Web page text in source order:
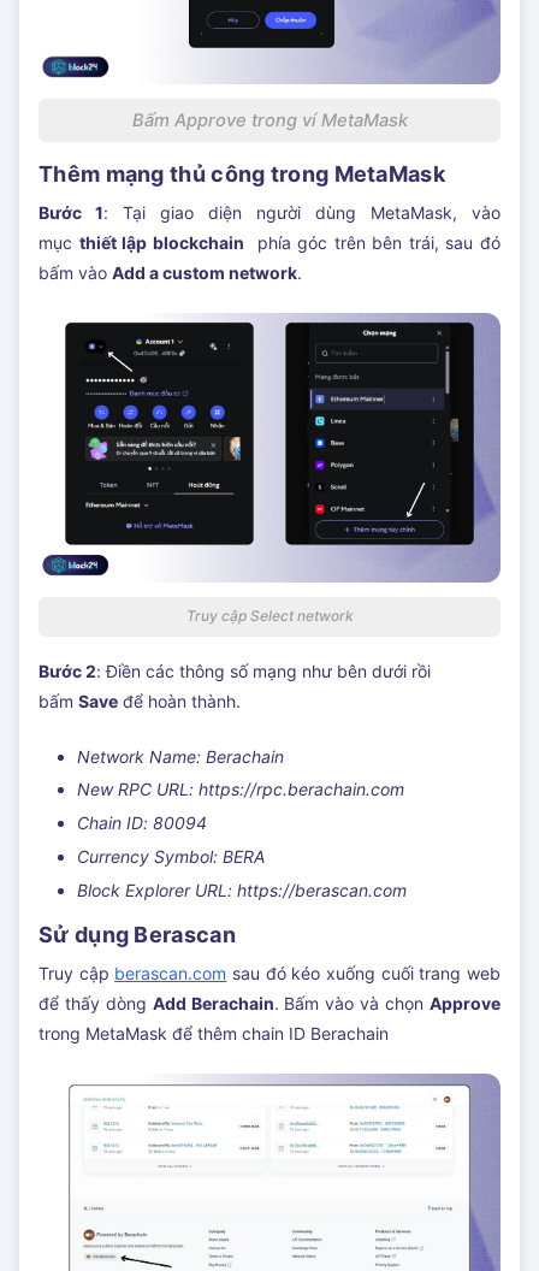
Bấm Approve trong ví MetaMask
Thêm mạng thủ công trong MetaMask
Bước 1: Tại giao diện người dùng MetaMask, vào
mục thiết lập blockchain phía góc trên bên trái, sau đó
bấm vào Add a custom network.
Truy cập Select network
Bước 2: Điền các thông số mạng như bên dưới rồi
bấm Save để hoàn thành.
Network Name: Berachain
New RPC URL: https://rpc.berachain.com
Chain ID: 80094
Currency Symbol: BERA
Block Explorer URL: https://berascan.com
Sử dụng Berascan
Truy cập berascan.com sau đó kéo xuống cuối trang web
để thấy dòng Add Berachain. Bấm vào và chọnApprove
trong MetaMask để thêm chain ID Berachain